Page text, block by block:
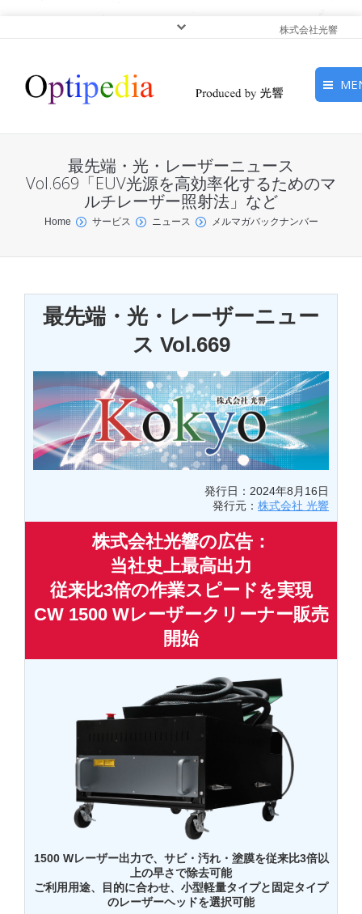
株式会社光響
ピックアップ
光基礎・光源
光応用・アプリケーショ
サービス
最先端・光・レーザーニュース
Vol.669「EUV光源を高効率化するためのマ
ルチレーザー照射法」など
You are here:
Home サービス ニュース メルマガバックナンバー
最先端・光・レーザーニュー
ス Vol.669
発行日：2024年8月16日
発行元： 株式会社 光響
株式会社光響の広告：
当社史上最高出力
従来比3倍の作業スピードを実現
CW 1500 Wレーザークリーナー販売
開始
1500 Wレーザー出力で、サビ・汚れ・塗膜を従来比3倍以
上の早さで除去可能
ご利用用途、目的に合わせ、小型軽量タイプと固定タイプ
のレーザーヘッドを選択可能